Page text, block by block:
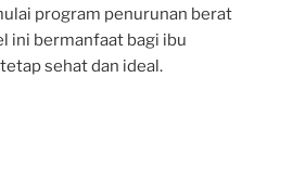
program penurunan berat
ini bermanfaat bagi ibu
sehat dan ideal.